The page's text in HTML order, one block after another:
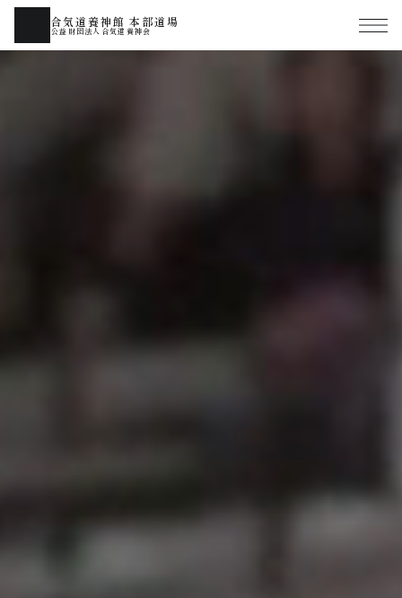
合気道養神館 本部道場
公益財団法人合気道養神会